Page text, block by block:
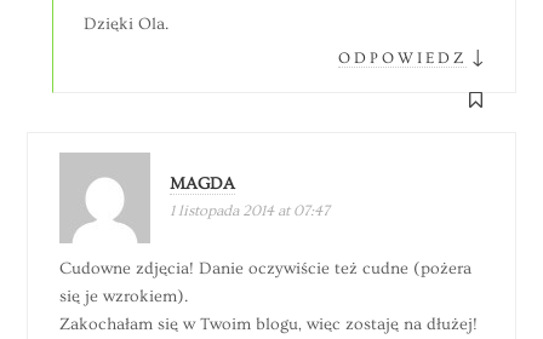
Dzięki Ola.
ODPOWIEDZ ↓
MAGDA
1 listopada 2014 at 07:47
Cudowne zdjęcia! Danie oczywiście też cudne (pożera
się je wzrokiem).
Zakochałam się w Twoim blogu, więc zostaję na dłużej!